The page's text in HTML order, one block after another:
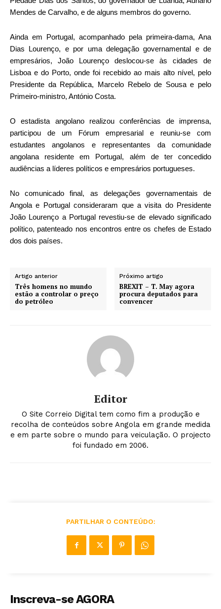
Mendes de Carvalho, e de alguns membros do governo.
Ainda em Portugal, acompanhado pela primeira-dama, Ana
Dias Lourenço, e por uma delegação governamental e de
empresários, João Lourenço deslocou-se às cidades de
Lisboa e do Porto, onde foi recebido ao mais alto nível, pelo
Presidente da República, Marcelo Rebelo de Sousa e pelo
Primeiro-ministro, António Costa.
O estadista angolano realizou conferências de imprensa,
participou de um Fórum empresarial e reuniu-se com
estudantes angolanos e representantes da comunidade
angolana residente em Portugal, além de ter concedido
audiências a líderes políticos e empresários portugueses.
No comunicado final, as delegações governamentais de
Angola e Portugal consideraram que a visita do Presidente
João Lourenço a Portugal revestiu-se de elevado significado
político, patenteado nos encontros entre os chefes de Estado
dos dois países.
Artigo anterior
Três homens no mundo
estão a controlar o preço
do petróleo
Próximo artigo
BREXIT – T. May agora
procura deputados para
convencer
Editor
O Site Correio Digital tem como fim a produção e
recolha de conteúdos sobre Angola em grande medida
e em parte sobre o mundo para veiculação. O projecto
foi fundado em 2006.
PARTILHAR O CONTEÚDO:
Inscreva-se AGORA